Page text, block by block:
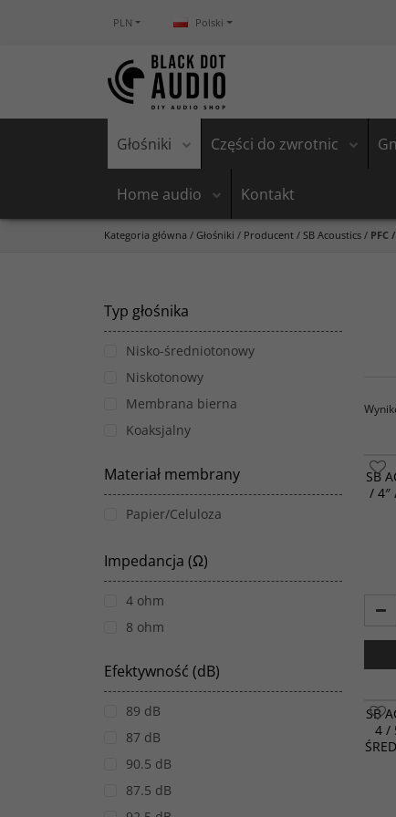
PLN Polski
Głośniki Części do zwrotnic
Home audio Kontakt
Kategoria główna / Głośniki / Producent / SB Acoustics / PFC
SB
/ 4″
SB
4 /
Typ głośnika
Nisko-średniotonowy
Niskotonowy
Membrana bierna
Koaksjalny
Materiał membrany
Papier/Celuloza
Impedancja (Ω)
4 ohm
8 ohm
Efektywność (dB)
89 dB
87 dB
90.5 dB
87.5 dB